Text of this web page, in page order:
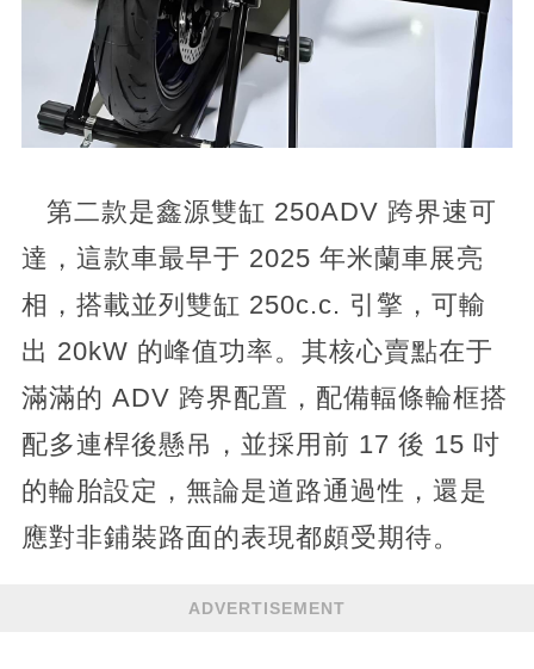
第二款是鑫源雙缸 250ADV 跨界速可
達，這款車最早于 2025 年米蘭車展亮
相，搭載並列雙缸 250c.c. 引擎，可輸
出 20kW 的峰值功率。其核心賣點在于
滿滿的 ADV 跨界配置，配備輻條輪框搭
配多連桿後懸吊，並採用前 17 後 15 吋
的輪胎設定，無論是道路通過性，還是
應對非鋪裝路面的表現都頗受期待。
ADVERTISEMENT